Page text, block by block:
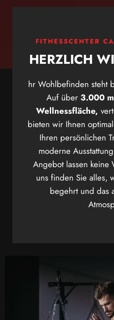
FITNESSCENTER
HERZLICH
hr Wohlbefinden steht
Auf über 3.000
Wellnessfläche,
bieten wir Ihnen
Ihren persönlichen
moderne
Angebot lassen
uns finden Sie alles,
begehrt und das